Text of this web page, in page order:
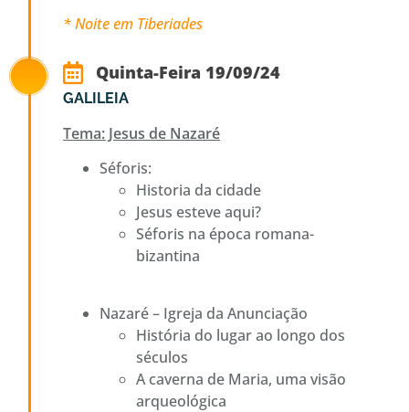
* Noite em Tiberiades
Quinta-Feira 19/09/24
GALILEIA
Tema: Jesus de Nazaré
Séforis:
Historia da cidade
Jesus esteve aqui?
Séforis na época romana-
bizantina
Nazaré – Igreja da Anunciação
História do lugar ao longo dos
séculos
A caverna de Maria, uma visão
arqueológica